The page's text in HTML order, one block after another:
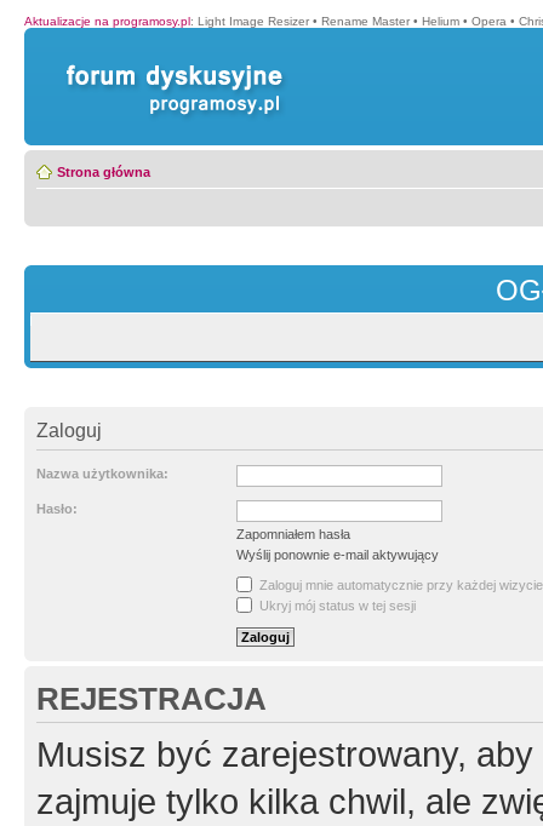
Aktualizacje na programosy.pl: Light Image Resizer • Rename Master • Helium • Opera •
Strona główna
Zaloguj
Nazwa użytkownika:
Hasło:
Zapomniałem hasła
Wyślij ponownie e-mail aktywujący
Zaloguj mnie automatycznie przy każdej wizycie
Ukryj mój status w tej sesji
REJESTRACJA
Musisz być zarejestrowany,
zajmuje tylko kilka chwil, ale